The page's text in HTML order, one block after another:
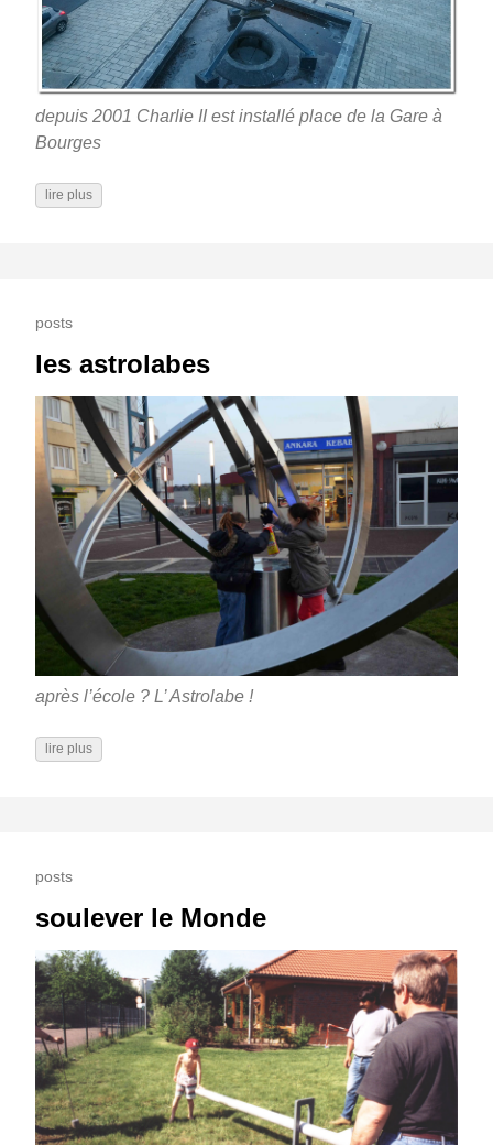
depuis 2001 Charlie II est installé place de la Gare à
Bourges
lire plus
posts
les astrolabes
après l’école ? L’ Astrolabe !
lire plus
posts
soulever le Monde